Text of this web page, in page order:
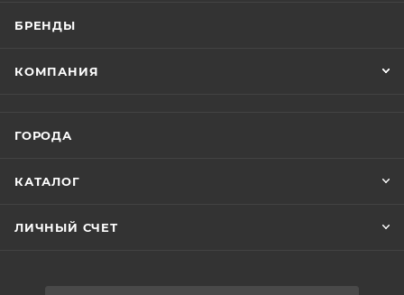
БРЕНДЫ
КОМПАНИЯ
ГОРОДА
КАТАЛОГ
ЛИЧНЫЙ СЧЕТ